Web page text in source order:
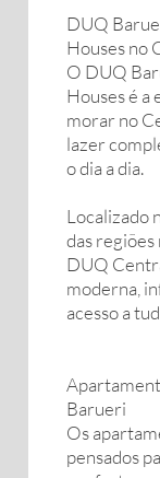
DUQ
Houses no
O DUQ
Houses é a
morar no
lazer
o dia a dia.
Localizado
das regiões
DUQ
moderna,
acesso a
Barueri
Os
pensados